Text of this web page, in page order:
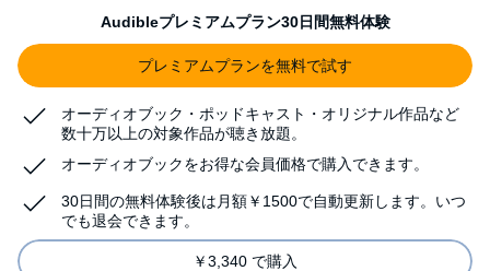
Audibleプレミアムプラン30日間無料体験
プレミアムプランを無料で試す
オーディオブック・ポッドキャスト・オリジナル作品など
数十万以上の対象作品が聴き放題。
オーディオブックをお得な会員価格で購入できます。
30日間の無料体験後は月額￥1500で自動更新します。いつ
でも退会できます。
￥3,340 で購入